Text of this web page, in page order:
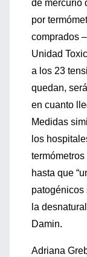
de mercurio
por
comprados
Unidad
a los 23
quedan,
en cuanto
Medidas
los
hasta que
patogénicos
la
Damin.
Adriana